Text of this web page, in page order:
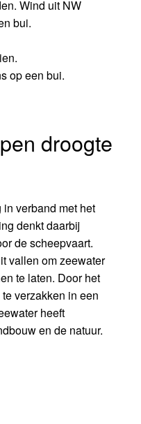
Wind uit NW
bui.
op een bui.
droogte
verband met het
denkt daarbij
de scheepvaart.
vallen om zeewater
te laten. Door het
verzakken in een
heeft
en de natuur.